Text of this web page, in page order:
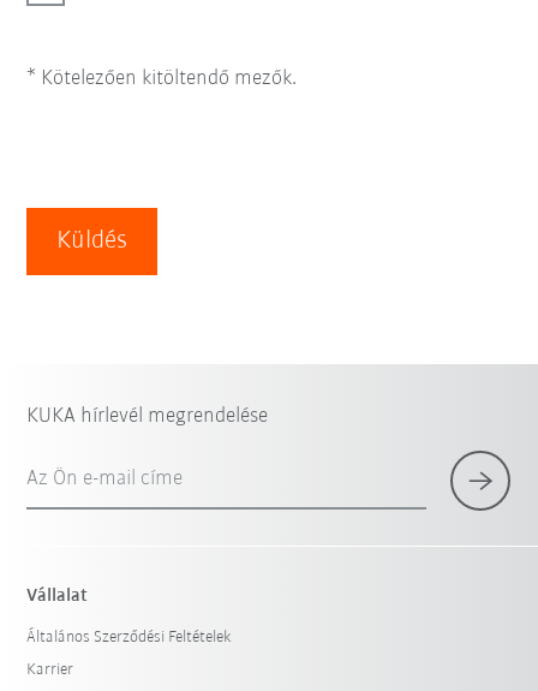
* Kötelezően kitöltendő mezők.
Küldés
KUKA hírlevél megrendelése
Az Ön e-mail címe
Vállalat
Általános Szerződési Feltételek
Karrier